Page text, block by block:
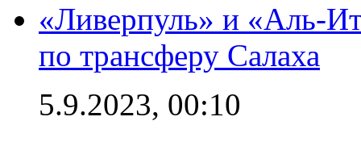
«Ливерпуль» и «Аль-
по трансферу Салаха
5.9.2023, 00:10